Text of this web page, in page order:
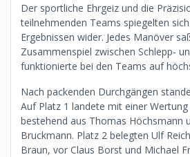
Der sportliche Ehrgeiz und die
teilnehmenden Teams spiegelten
Ergebnissen wider. Jedes Manöver
Zusammenspiel zwischen Schlepp-
funktionierte bei den Teams auf
Nach packenden Durchgängen
Auf Platz 1 landete mit einer
bestehend aus Thomas Höchsmann
Bruckmann. Platz 2 belegten Ulf
Braun, vor Claus Borst und Michael